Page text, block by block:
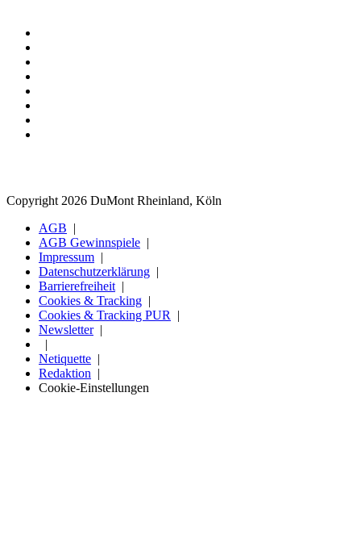
Copyright 2026 DuMont Rheinland, Köln
AGB
AGB Gewinnspiele
Impressum
Datenschutzerklärung
Barrierefreiheit
Cookies & Tracking
Cookies & Tracking PUR
Newsletter
Netiquette
Redaktion
Cookie-Einstellungen